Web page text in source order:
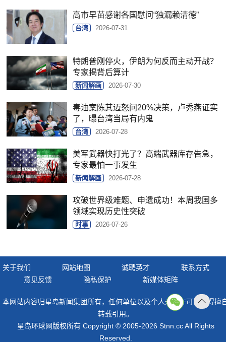
高市早苗感谢各国慰问“独漏赖清德”
台湾 2026-07-31
特朗普刚停火，伊朗为何反而主动开战？
专家揭背后算计
新闻解画 2026-07-30
毒油案陈其迈怒问20%决策，卢秀燕证实
了，曝台湾当局有内鬼
台湾 2026-07-28
美军武器快打光了？高端武器库存告急，
专家最怕一事发生
新闻解画 2026-07-28
攻破世界级难题、申遗成功！本周我国多
领域实现历史性突破
时事 2026-07-26
关于我们 网站地图 诚聘英才
联系方式
意见反馈
隐私保护 新媒体矩阵
本网站内容归星岛新闻集团所有，任何单位以及个人未经许可，不得擅
转载引用。
星岛环球网版权所有 Copyright © 2005-2026 Stnn.cc All Rights
Reserved.
顶部